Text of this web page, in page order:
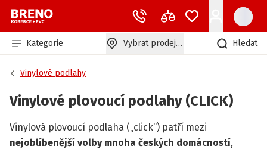
Kategorie Vybrat prodejnu Hledat
Vinylové podlahy
Vinylové plovoucí podlahy (CLICK)
Vinylová plovoucí podlaha („click“) patří mezi
nejoblíbenější volby mnoha českých domácností,